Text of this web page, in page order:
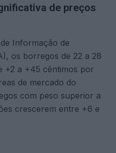
de preços
Informação de
os borregos de 22 a 28
+2 a +45 cêntimos por
de mercado do
com peso superior a
crescerem entre +6 e